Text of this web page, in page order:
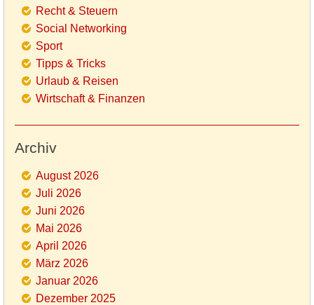
Recht & Steuern
Social Networking
Sport
Tipps & Tricks
Urlaub & Reisen
Wirtschaft & Finanzen
Archiv
August 2026
Juli 2026
Juni 2026
Mai 2026
April 2026
März 2026
Januar 2026
Dezember 2025